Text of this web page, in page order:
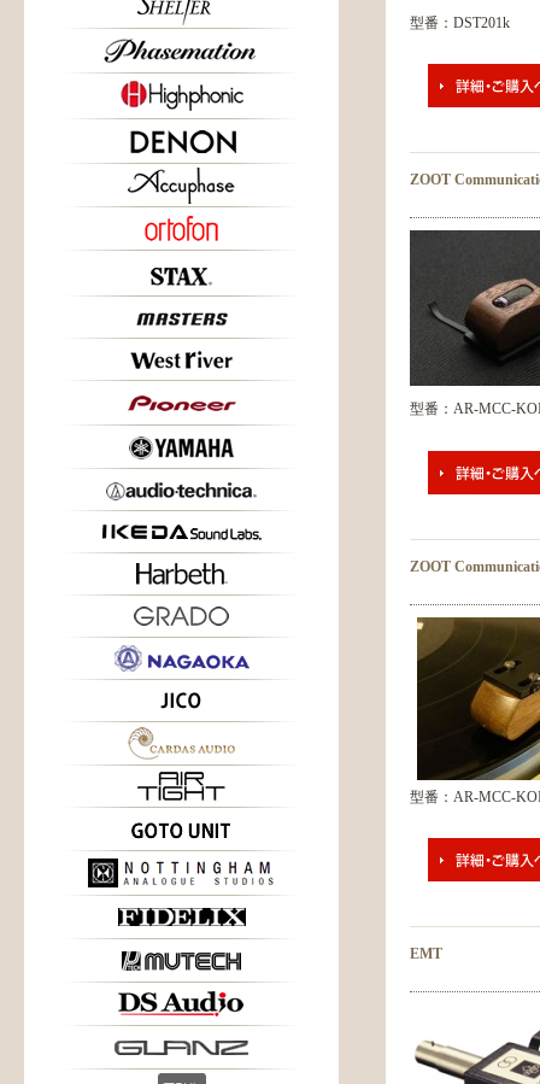
型番：DST201k
ZOOT
型番：AR-MCC-
ZOOT
型番：AR-MCC-
EMT